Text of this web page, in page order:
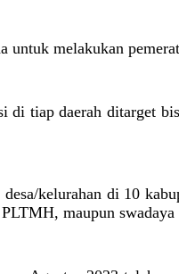
untuk melakukan
di tiap daerah ditarget
kelurahan di 10
maupun swadaya